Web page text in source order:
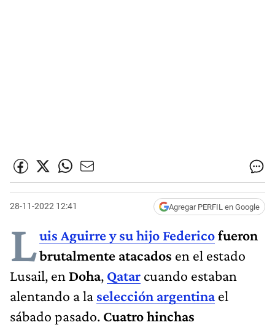
28-11-2022 12:41 Agregar PERFIL en Google
Luis Aguirre y su hijo Federicofueron
brutalmente atacados en el estado
Lusail, en Doha, Qatar cuando estaban
alentando a la selección argentina el
sábado pasado. Cuatro hinchas